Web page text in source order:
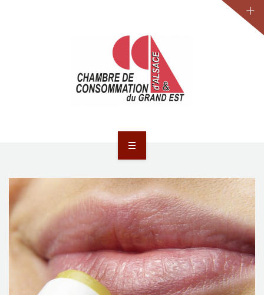
ACTUALITÉS
JURIDIQUE
LA CCA-GE
NOS ACTIONS